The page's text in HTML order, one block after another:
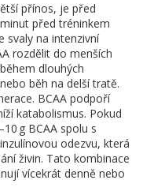
přínos, je před
před tréninkem
svaly na intenzivní
rozdělit do menších
dlouhých
běh na delší tratě.
BCAA podpoří
katabolismus. Pokud
g BCAA spolu s
odezvu, která
živin. Tato kombinace
vícekrát denně nebo